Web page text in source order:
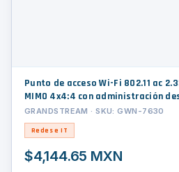
Punto de acceso Wi-Fi 802.11 ac
MIMO 4x4:4 con administración
stand-alone.
GRANDSTREAM · SKU: GWN-7630
Redes e IT
$4,144.65 MXN